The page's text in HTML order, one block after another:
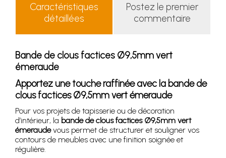
Caractéristiques
détaillées
Postez le premier
commentaire
Bande de clous factices Ø9,5mm vert
émeraude
Apportez une touche raffinée avec la bande de
clous factices Ø9,5mm vert émeraude
Pour vos projets de tapisserie ou de décoration
d’intérieur, la bande de clous factices Ø9,5mm vert
émeraudevous permet de structurer et souligner vos
contours de meubles avec une finition soignée et
régulière.